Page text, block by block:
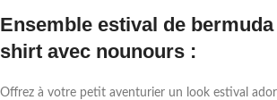
Ensemble estival de bermuda
shirt avec nounours :
Offrez à votre petit aventurier un look estival